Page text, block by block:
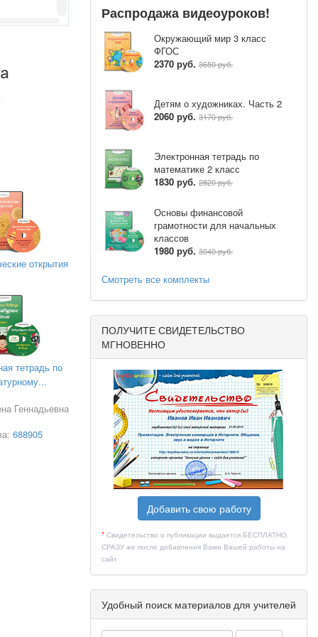
все
и
открытия
тетрадь по
Геннадьевна
688905
Распродажа видеоуроков!
Окружающий мир 3 класс
ФГОС
2370 руб. 3650 руб.
Детям о художниках. Часть 2
2060 руб. 3170 руб.
Электронная тетрадь по
математике 2 класс
1830 руб. 2820 руб.
Основы финансовой
грамотности для начальных
классов
1980 руб. 3040 руб.
Смотреть все комплекты
ПОЛУЧИТЕ СВИДЕТЕЛЬСТВО
МГНОВЕННО
Добавить свою работу
* Свидетельство о публикации выдается БЕСПЛАТНО,
СРАЗУ же после добавления Вами Вашей работы на
сайт
Удобный поиск материалов для учителей